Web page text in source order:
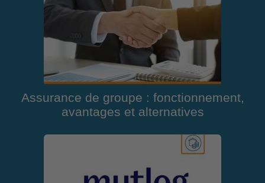
Assurance de groupe : fonctionnement,
avantages et alternatives